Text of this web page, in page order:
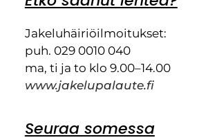
Jakeluhäiriöilmoitukset:
puh. 029 0010 040
ma, ti ja to klo 9.00–14.00
www.jakelupalaute.fi
Seuraa somessa